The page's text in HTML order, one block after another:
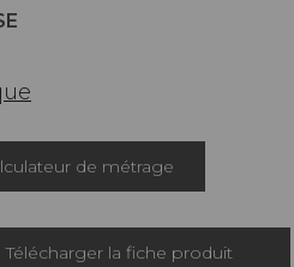
de métrage
Télécharger la fiche produit